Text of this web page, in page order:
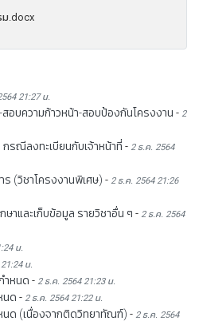
.docx
21:27 น.
บความก้าวหน้า-สอบป้องกันโครงงาน - 2
รณีลงทะเบียนกับเจ้าหน้าที่ - 2 ธ.ค. 2564
(วิชาโครงงานพิเศษ) - 2 ธ.ค. 2564 21:26
าและเก็บข้อมูล รายวิชาอื่น ๆ - 2 ธ.ค. 2564
น.
น.
ำหนด - 2 ธ.ค. 2564 21:23 น.
นด - 2 ธ.ค. 2564 21:22 น.
นด (เนื่องจากติดวิทยาทัณฑ์) - 2 ธ.ค. 2564